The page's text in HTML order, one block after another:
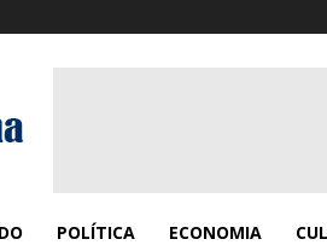
POLÍTICA ECONOMIA